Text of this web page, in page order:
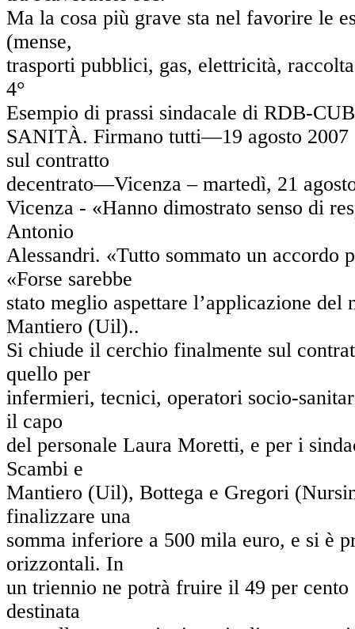
Ma la cosa più grave sta nel favorire le
(mense,
trasporti pubblici, gas, elettricità,
4°
Esempio di prassi sindacale di RDB-
SANITÀ. Firmano tutti—19 agosto 2007
sul contratto
decentrato—Vicenza – martedì, 21
Vicenza - «Hanno dimostrato senso di
Antonio
Alessandri. «Tutto sommato un
«Forse sarebbe
stato meglio aspettare l’applicazione
Mantiero (Uil)..
Si chiude il cerchio finalmente sul
quello per
infermieri, tecnici, operatori socio-
il capo
del personale Laura Moretti, e per i
Scambi e
Mantiero (Uil), Bottega e Gregori
finalizzare una
somma inferiore a 500 mila euro, e si è
orizzontali. In
un triennio ne potrà fruire il 49 per
destinata